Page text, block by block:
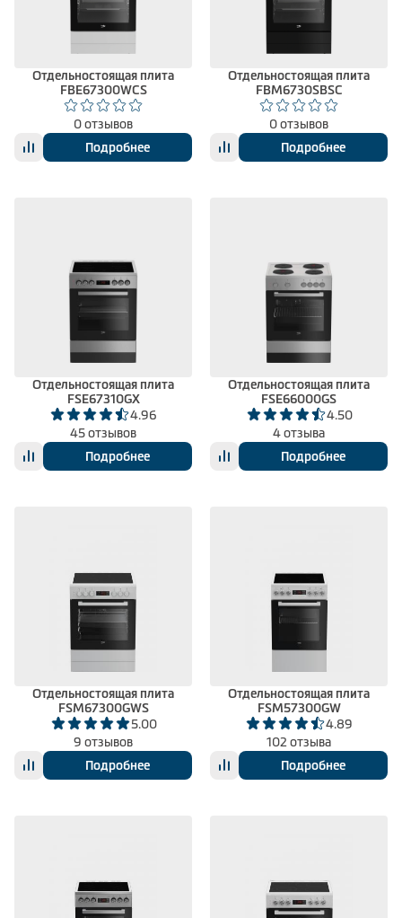
Климатическая техника
Сравнить
Отдельностоящая плита
FBE67300WCS
0 отзывов
Подробнее
Отдельностоящая плита
FBM6730SBSC
0 отзывов
Подробнее
Отдельностоящая плита
FSE67310GX
4.96
45 отзывов
Подробнее
Отдельностоящая плита
FSE66000GS
4.50
4 отзыва
Подробнее
Отдельностоящая плита
FSM67300GWS
5.00
9 отзывов
Подробнее
Отдельностоящая плита
FSM57300GW
4.89
102 отзыва
Подробнее